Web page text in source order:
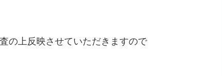
の上反映させていただきますので